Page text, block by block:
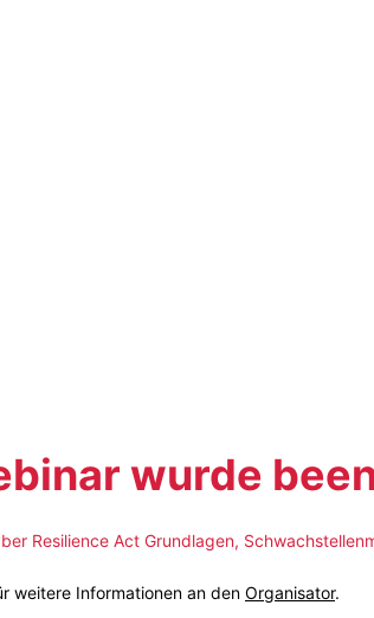
wurde
Resilience Act Grundlagen,
weitere Informationen an den Organisator.